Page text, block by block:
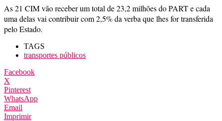
As 21 CIM vão receber um total de 23,2 milhões do PART e cada
uma delas vai contribuir com 2,5% da verba que lhes for transferida
pelo Estado.
TAGS
transportes públicos
Facebook
X
Pinterest
WhatsApp
Email
Imprimir